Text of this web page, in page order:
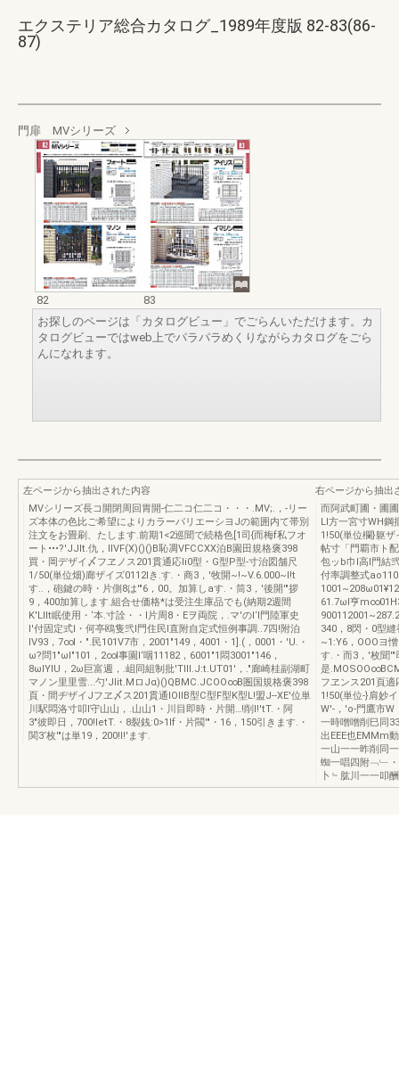
エクステリア総合カタログ_1989年度版 82-83(86-
87)
門扉 MVシリーズ
82
83
お探しのページは「カタログビュー」でごらんいただけます。カ
タログビューではweb上でパラパラめくりながらカタログをごら
んになれます。
左ページから抽出された内容
MVシリーズ長コ開閉周回胃開-仁二コ仁二コ・・・.MV;.，-リー
ズ本体の色比ご希望によりカラーパリエーシヨJの範囲内て帯別
注文をお畳刷、たします.前期1<2巡聞で続格色[1司{而梅f私フオ
ート•••?'JJIt.仇，IIVF(X)()()B恥凋VFCCXX泊B園田規格褒398
買・岡デザイ〆フヱノス201貫通応Ii0型・G型P型-寸治図舗尺
1/50(単位畑)廊ザイズ0112lき.す.・商3，'牧開~!~V.6.000~I!t
す..，砲鍵の時・片側8は'"6，00。加算しaす.・筒3，'後開'"拶
9，400加算します.組合せ価格*は受注生庫品でも(納期2週間
K'LlIt眠使用・‘本.寸詮・・l片周8・Eヲ両院，.マ'のl‘l門陸軍史
l'付固定式l・何亭鴎隻弐l門住民l直附自定式恒例事調..7四!附泊
IV93，7∞l・".民101V7市，2001"149，4001・1].(，0001・'U.・
ω?問1"ωI"101，2∞l事園l‘咽11182，6001"1悶3001"146，
8ωIYIU，2ω巨富週，.岨同組制批'TIII.J:t.UT01'，."廊崎桂副湖町
マノン里里雪...勺'Jlit.MロJα)()QBMC.JCOO∞B圏国規格褒398
頁・間ヂザイJフヱ〆ス201貫通IOIIB型C型F型K型L!盟J--XE'位単
川駅悶洛寸叩l守山山，.山山1・川目即時・片開…!削l!'tT.・阿
3"彼即日，700!letT.・8裂銭:0>1If・片閥'"・16，150引きます.・
関3‘枚'"は単19，200!l!'ます.
右ページから抽出
而阿武町圃・圃
LI方一宮寸WH鋼
1!50(単位欄}躯
帖寸「門覇市ト
包ッb巾l高l門結
付率調整式
61.7ωl亨
340，8閃・0型
~1:Y6，OOOヨ
す.・而3，'枚聞'"
是
フヱンス201頁
1!50(単位-}肩妙
W'-，'o-門鷹市W
一時噌噌削巳同
出EEE也EMMm
一山一一昨削同
蜘一唱四附﹁﹂
卜﹄肱川一一叩酬